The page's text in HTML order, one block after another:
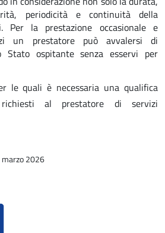
periodicità e continuità della
Per la prestazione occasionale e
un prestatore può avvalersi di
Stato ospitante senza esservi per
le quali è necessaria una qualifica
richiesti al prestatore di servizi
2026